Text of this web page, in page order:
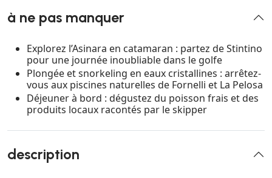
à ne pas manquer
Explorez l’Asinara en catamaran : partez de Stintino
pour une journée inoubliable dans le golfe
Plongée et snorkeling en eaux cristallines : arrêtez-
vous aux piscines naturelles de Fornelli et La Pelosa
Déjeuner à bord : dégustez du poisson frais et des
produits locaux racontés par le skipper
description